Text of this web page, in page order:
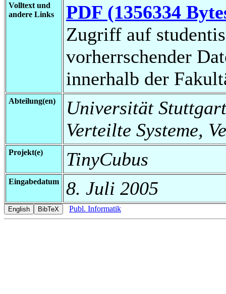
Volltext und
andere Links
PDF (1356334
Zugriff auf
vorherrschender
innerhalb der
Abteilung(en)
Universität
Verteilte Systeme,
Projekt(e) TinyCubus
Eingabedatum 8. Juli 2005
Publ. Informatik